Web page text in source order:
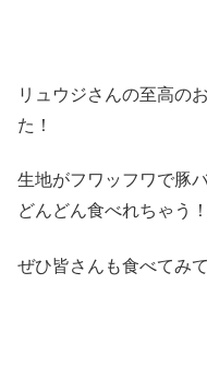
リュウジさんの至高の
た！
生地がフワッフワで豚
どんどん食べれちゃう
ぜひ皆さんも食べてみ